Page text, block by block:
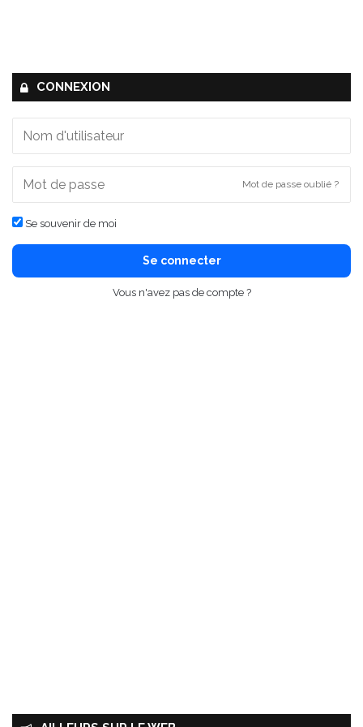
CONNEXION
Mot de passe oublié ?
Se souvenir de moi
Se connecter
Vous n'avez pas de compte ?